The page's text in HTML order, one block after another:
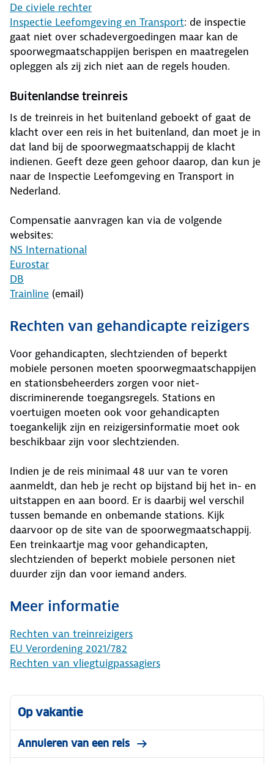
De civiele rechter
Inspectie Leefomgeving en Transport: de inspectie
gaat niet over schadevergoedingen maar kan de
spoorwegmaatschappijen berispen en maatregelen
opleggen als zij zich niet aan de regels houden.
Buitenlandse treinreis
Is de treinreis in het buitenland geboekt of gaat de
klacht over een reis in het buitenland, dan moet je in
dat land bij de spoorwegmaatschappij de klacht
indienen. Geeft deze geen gehoor daarop, dan kun je
naar de Inspectie Leefomgeving en Transport in
Nederland.
Compensatie aanvragen kan via de volgende
websites:
NS International
Eurostar
DB
Trainline (email)
Rechten van gehandicapte reizigers
Voor gehandicapten, slechtzienden of beperkt
mobiele personen moeten spoorwegmaatschappijen
en stationsbeheerders zorgen voor niet-
discriminerende toegangsregels. Stations en
voertuigen moeten ook voor gehandicapten
toegankelijk zijn en reizigersinformatie moet ook
beschikbaar zijn voor slechtzienden.
Indien je de reis minimaal 48 uur van te voren
aanmeldt, dan heb je recht op bijstand bij het in- en
uitstappen en aan boord. Er is daarbij wel verschil
tussen bemande en onbemande stations. Kijk
daarvoor op de site van de spoorwegmaatschappij.
Een treinkaartje mag voor gehandicapten,
slechtzienden of beperkt mobiele personen niet
duurder zijn dan voor iemand anders.
Meer informatie
Rechten van treinreizigers
EU Verordening 2021/782
Rechten van vliegtuigpassagiers
Op vakantie
Annuleren van een reis